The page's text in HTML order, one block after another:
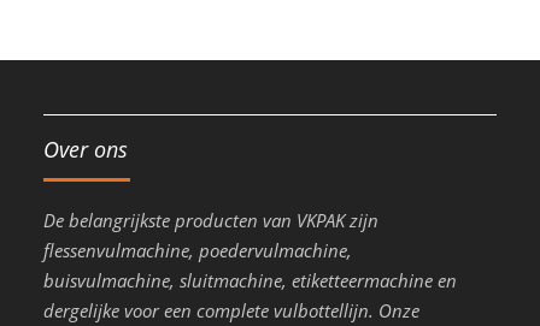
Over ons
De belangrijkste producten van VKPAK zijn
flessenvulmachine, poedervulmachine,
buisvulmachine, sluitmachine, etiketteermachine en
dergelijke voor een complete vulbottellijn. Onze